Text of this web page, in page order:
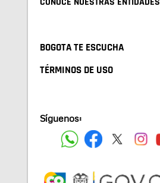
BOGOTA TE ESCUCHA
TÉRMINOS DE USO
Síguenos: